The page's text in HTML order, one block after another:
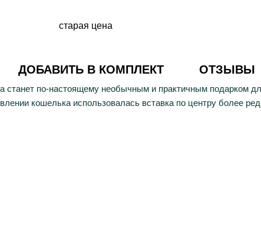
старая цена
ДОБАВИТЬ В КОМПЛЕКТ ОТЗЫВЫ
станет по-настоящему необычным и практичным
кошелька использовалась вставка по центру более